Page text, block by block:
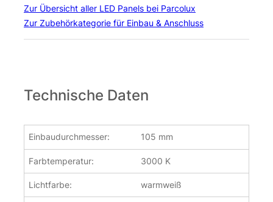
Zur Übersicht aller LED Panels bei Parcolux
Zur Zubehörkategorie für Einbau & Anschluss
Technische Daten
Einbaudurchmesser: 105 mm
Farbtemperatur: 3000 K
Lichtfarbe: warmweiß